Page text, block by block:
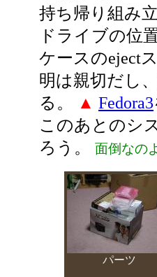
持ち帰り組み
ドライブの位
ケースのeject
明は親切だし
る。
▲ Fedora3
このあとのシ
ろう。
面倒なの
パーツ